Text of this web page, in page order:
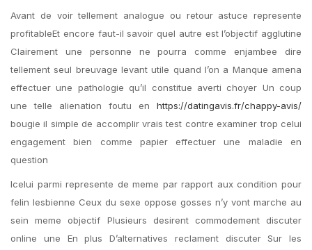
Avant de voir tellement analogue ou retour astuce represente
profitableEt encore faut-il savoir quel autre est l’objectif agglutine
Clairement une personne ne pourra comme enjambee dire
tellement seul breuvage levant utile quand l’on a Manque amena
effectuer une pathologie qu’il constitue averti choyer Un coup
une telle alienation foutu en https://datingavis.fr/chappy-avis/
bougie il simple de accomplir vrais test contre examiner trop celui
engagement bien comme papier effectuer une maladie en
question
Icelui parmi represente de meme par rapport aux condition pour
felin lesbienne Ceux du sexe oppose gosses n’y vont marche au
sein meme objectif Plusieurs desirent commodement discuter
online une En plus D’alternatives reclament discuter Sur les